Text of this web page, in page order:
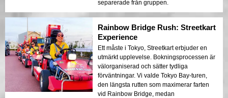
separerade från gruppen.
Rainbow Bridge Rush: Streetkart
Experience
Ett måste i Tokyo, Streetkart erbjuder en
utmärkt upplevelse. Bokningsprocessen är
välorganiserad och sätter tydliga
förväntningar. Vi valde Tokyo Bay-turen,
den längsta rutten som maximerar farten
vid Rainbow Bridge, medan